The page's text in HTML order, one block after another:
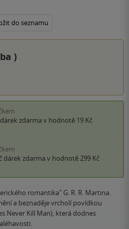
do seznamu
)
dárek zdarma v hodnotě 19 Kč
dárek zdarma v hodnotě 299 Kč
romantika" G. R. R. Martina.
a beznaděje vrcholí povídkou
Never Kill Man), která dodnes